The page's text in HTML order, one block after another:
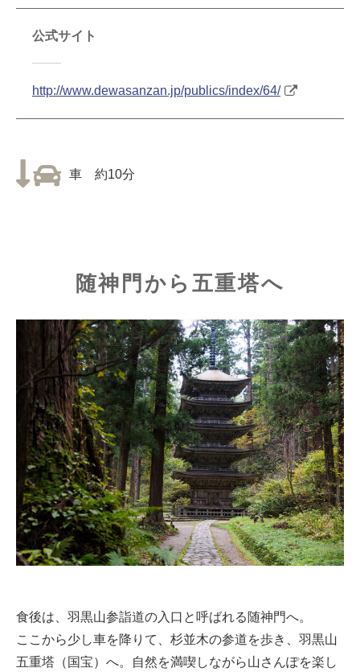
公式サイト
http://www.dewasanzan.jp/publics/index/64/
車 約10分
随神門から五重塔へ
食後は、羽黒山参詣道の入口と呼ばれる随神門へ。
ここから少し車を降りて、杉並木の参道を歩き、羽黒山
五重塔（国宝）へ。自然を満喫しながら山さんぽを楽し